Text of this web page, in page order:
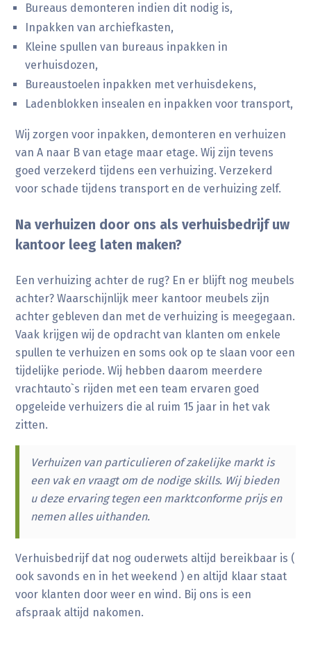
Bureaus demonteren indien dit nodig is,
Inpakken van archiefkasten,
Kleine spullen van bureaus inpakken in
verhuisdozen,
Bureaustoelen inpakken met verhuisdekens,
Ladenblokken insealen en inpakken voor transport,
Wij zorgen voor inpakken, demonteren en verhuizen
van A naar B van etage maar etage. Wij zijn tevens
goed verzekerd tijdens een verhuizing. Verzekerd
voor schade tijdens transport en de verhuizing zelf.
Na verhuizen door ons als verhuisbedrijf uw
kantoor leeg laten maken?
Een verhuizing achter de rug? En er blijft nog meubels
achter? Waarschijnlijk meer kantoor meubels zijn
achter gebleven dan met de verhuizing is meegegaan.
Vaak krijgen wij de opdracht van klanten om enkele
spullen te verhuizen en soms ook op te slaan voor een
tijdelijke periode. Wij hebben daarom meerdere
vrachtauto`s rijden met een team ervaren goed
opgeleide verhuizers die al ruim 15 jaar in het vak
zitten.
Verhuizen van particulieren of zakelijke markt is
een vak en vraagt om de nodige skills. Wij bieden
u deze ervaring tegen een marktconforme prijs en
nemen alles uithanden.
Verhuisbedrijf dat nog ouderwets altijd bereikbaar is (
ook savonds en in het weekend ) en altijd klaar staat
voor klanten door weer en wind. Bij ons is een
afspraak altijd nakomen.